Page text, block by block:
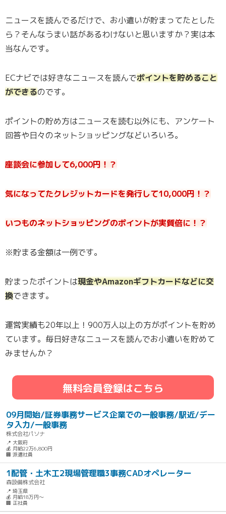
ニュースを読んでるだけで、お小遣いが貯まってたとした
ら？そんなうまい話があるわけないと思いますか？実は本
当なんです。
ECナビでは好きなニュースを読んでポイントを貯めること
ができるのです。
ポイントの貯め方はニュースを読む以外にも、アンケート
回答や日々のネットショッピングなどいろいろ。
座談会に参加して6,000円！？
気になってたクレジットカードを発行して10,000円！？
いつものネットショッピングのポイントが実質倍に！？
※貯まる金額は一例です。
貯まったポイントは現金やAmazonギフトカードなどに交
換できます。
運営実績も20年以上！900万人以上の方がポイントを貯め
ています。毎日好きなニュースを読んでお小遣いを貯めて
みませんか？
無料会員登録はこちら
09月開始/証券事務サービス企業での一般事務/駅近/デー
タ入力/一般事務
株式会社パソナ
📍 大阪府
💰 月給22万6,800円
🏢 派遣社員
1配管・土木工2現場管理職3事務CADオペレーター
森設備株式会社
📍 埼玉県
💰 月給18万円～
🏢 正社員